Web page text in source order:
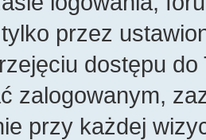
przez
dostępu
zalogowanym,
przy każdej